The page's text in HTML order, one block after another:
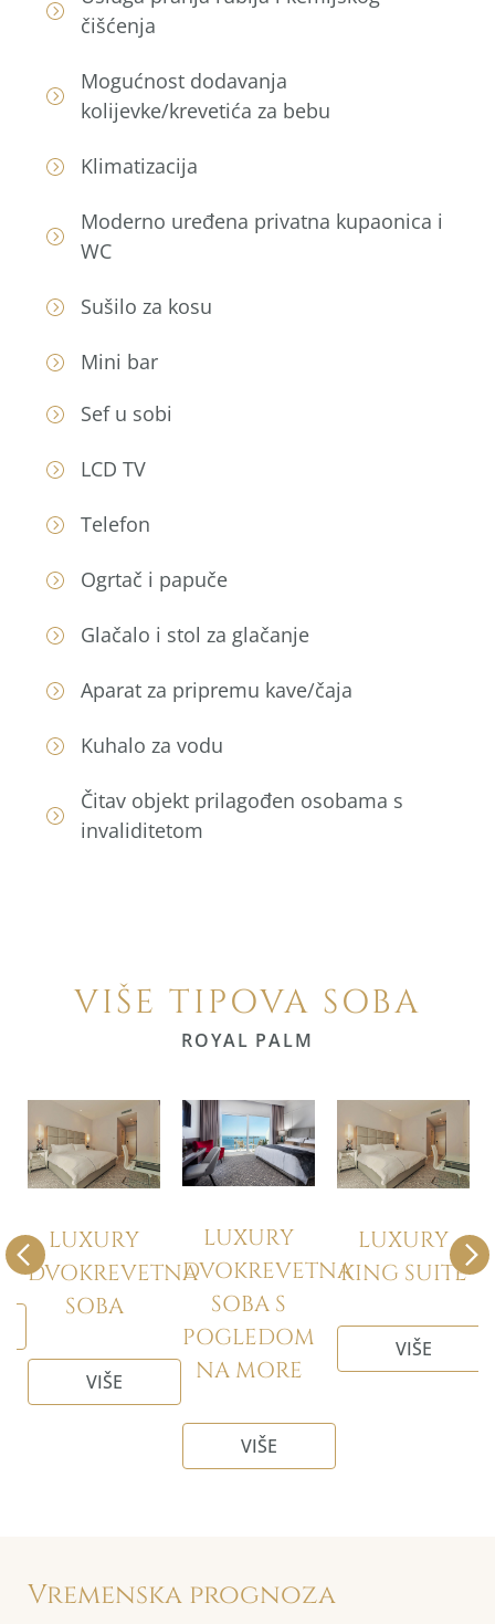
čišćenja
Mogućnost dodavanja
kolijevke/krevetića za bebu
Klimatizacija
Moderno uređena privatna kupaonica i
WC
Sušilo za kosu
Mini bar
Sef u sobi
LCD TV
Telefon
Ogrtač i papuče
Glačalo i stol za glačanje
Aparat za pripremu kave/čaja
Kuhalo za vodu
Čitav objekt prilagođen osobama s
invaliditetom
VIŠE TIPOVA SOBA
ROYAL PALM
LUXURY
DVOKREVETNA
SOBA S
NA MORE
LUXURY
KING SUITE
VIŠE
LUXURY
KING SUITE
POGLEDOM
NA MORE
VIŠE
Vremenska prognoza